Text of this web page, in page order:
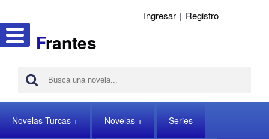
Frantes
Ingresar | Registro
Novelas Turcas Novelas Series